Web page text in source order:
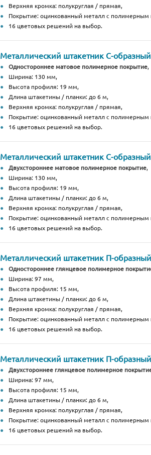
Верхняя кромка: полукруглая / прямая,
Покрытие: оцинкованный металл с
16 цветовых решений на выбор.
Металлический штакетник С-
Одностороннее матовое полимерное покрытие,
Ширина: 130 мм,
Высота профиля: 19 мм,
Длина штакетины / планки: до 6 м,
Верхняя кромка: полукруглая / прямая,
Покрытие: оцинкованный металл с
16 цветовых решений на выбор.
Металлический штакетник С-
Двухстороннее матовое полимерное покрытие,
Ширина: 130 мм,
Высота профиля: 19 мм,
Длина штакетины / планки: до 6 м,
Верхняя кромка: полукруглая / прямая,
Покрытие: оцинкованный металл с
16 цветовых решений на выбор.
Металлический штакетник П-
Одностороннее глянцевое полимерное
Ширина: 97 мм,
Высота профиля: 15 мм,
Длина штакетины / планки: до 6 м,
Верхняя кромка: полукруглая / прямая,
Покрытие: оцинкованный металл с
16 цветовых решений на выбор.
Металлический штакетник П-
Двухстороннее глянцевое полимерное
Ширина: 97 мм,
Высота профиля: 15 мм,
Длина штакетины / планки: до 6 м,
Верхняя кромка: полукруглая / прямая,
Покрытие: оцинкованный металл с
16 цветовых решений на выбор.